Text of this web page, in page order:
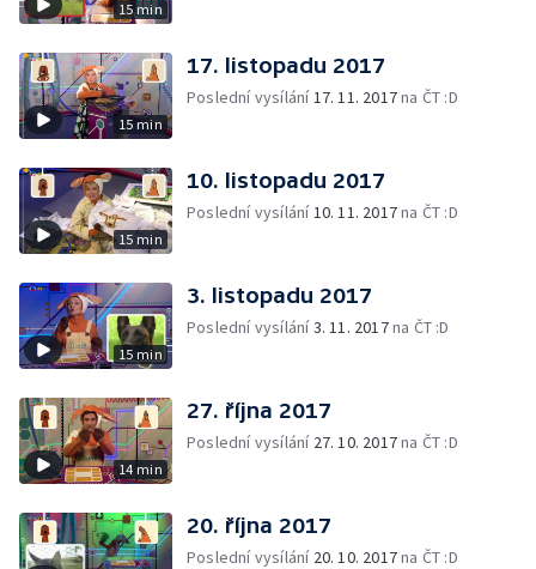
15 min
15 min
17. listopadu 2017
Poslední vysílání17. 11. 2017na ČT :D
15 min
10. listopadu 2017
Poslední vysílání10. 11. 2017na ČT :D
15 min
3. listopadu 2017
Poslední vysílání3. 11. 2017na ČT :D
14 min
27. října 2017
Poslední vysílání 27. 10. 2017na ČT :D
20. října 2017
Poslední vysílání 20. 10. 2017na ČT :D